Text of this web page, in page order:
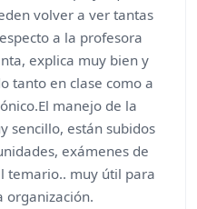
volver a ver tantas
a la profesora
explica muy bien y
tanto en clase como a
manejo de la
sencillo, están subidos
exámenes de
temario.. muy útil para
organización.